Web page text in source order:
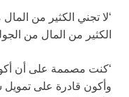
‘لا تجني الكثير من
الكثير من المال من
‘كنت مصممة على أن
وأكون قادرة على تمويل